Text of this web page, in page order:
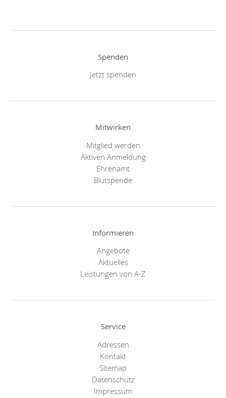
Spenden
Jetzt spenden
Mitwirken
Mitglied werden
Aktiven Anmeldung
Ehrenamt
Blutspende
Informieren
Angebote
Aktuelles
Leistungen von A-Z
Service
Adressen
Kontakt
Sitemap
Datenschutz
Impressum